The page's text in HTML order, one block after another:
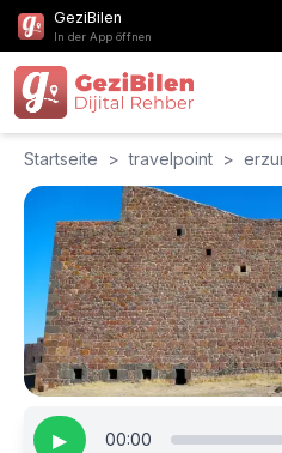
GeziBilen
In der App öffnen
Startseite > travelpoint >
▶ 00:00